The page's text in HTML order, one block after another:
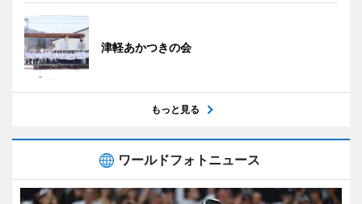
津軽あかつきの会
もっと見る
ワールドフォトニュース